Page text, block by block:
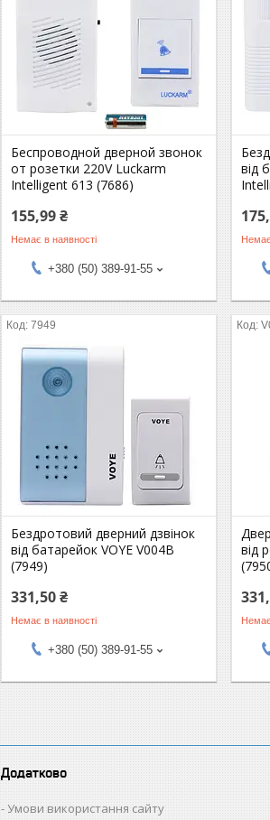
Беспроводной дверной звонок
от розетки 220V Luckarm
Intelligent 613 (7686)
155,99 ₴
Немає в наявності
+380 (50) 389-91-55
від
7949
Бездротовий дверний дзвінок
від батарейок VOYE V004B
(7949)
331,50 ₴
Немає в наявності
+380 (50) 389-91-55
від
Додатково
Умови використання сайту